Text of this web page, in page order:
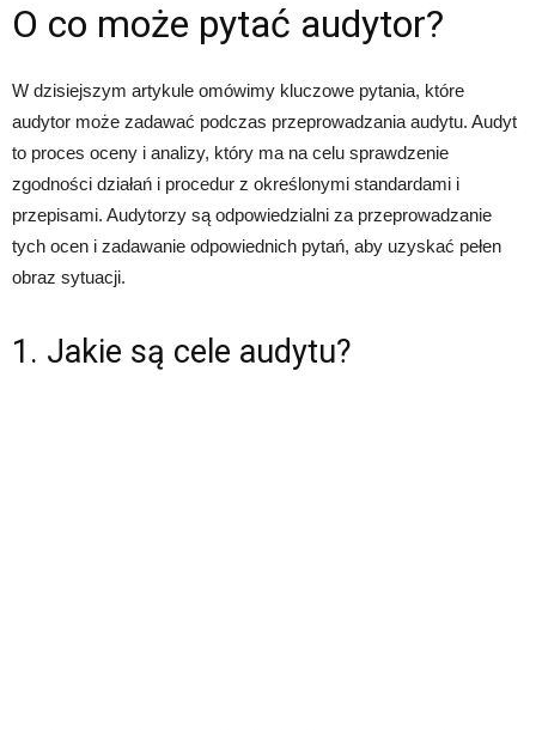
O co może pytać audytor?
W dzisiejszym artykule omówimy kluczowe pytania, które
audytor może zadawać podczas przeprowadzania audytu. Audyt
to proces oceny i analizy, który ma na celu sprawdzenie
zgodności działań i procedur z określonymi standardami i
przepisami. Audytorzy są odpowiedzialni za przeprowadzanie
tych ocen i zadawanie odpowiednich pytań, aby uzyskać pełen
obraz sytuacji.
1. Jakie są cele audytu?